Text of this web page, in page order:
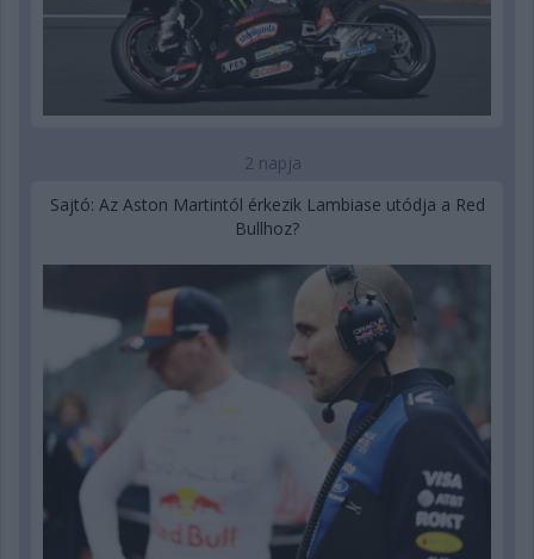
2 napja
Sajtó: Az Aston Martintól érkezik Lambiase utódja a Red
Bullhoz?